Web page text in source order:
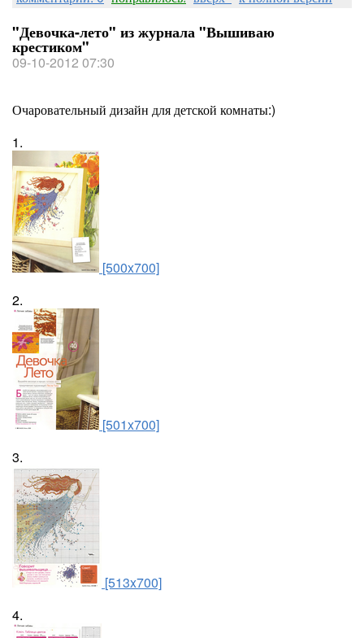
"Девочка-лето" из журнала "Вышиваю
крестиком"
09-10-2012 07:30
Очаровательный дизайн для детской комнаты:)
1.
[500x700]
2.
[501x700]
3.
[513x700]
4.